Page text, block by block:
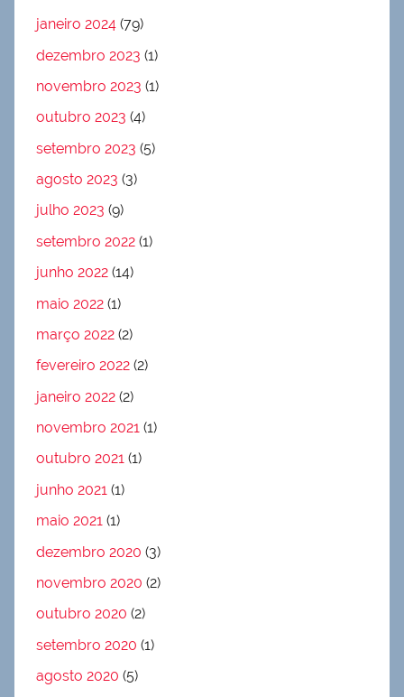
janeiro 2024 (79)
dezembro 2023 (1)
novembro 2023 (1)
outubro 2023 (4)
setembro 2023 (5)
agosto 2023 (3)
julho 2023 (9)
setembro 2022 (1)
junho 2022 (14)
maio 2022 (1)
março 2022 (2)
fevereiro 2022 (2)
janeiro 2022 (2)
novembro 2021 (1)
outubro 2021 (1)
junho 2021 (1)
maio 2021 (1)
dezembro 2020 (3)
novembro 2020 (2)
outubro 2020 (2)
setembro 2020 (1)
agosto 2020 (5)